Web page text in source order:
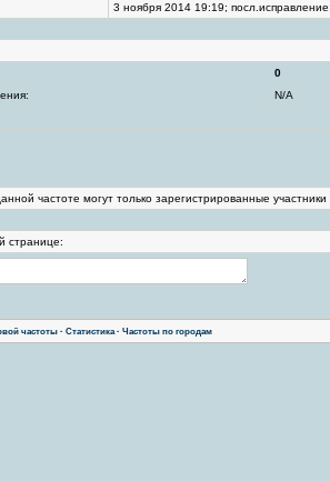
3 ноября 2014 19:19;
0
N/A
частоте могут только зарегистрированные
странице:
частоты · Статистика· Частоты по городам